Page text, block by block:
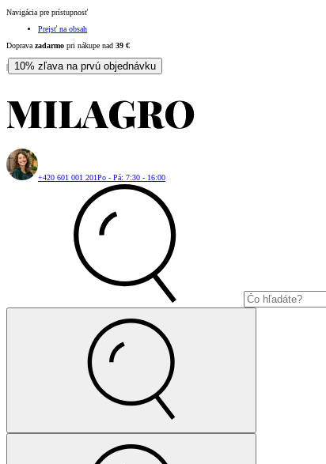
Navigácia pre prístupnosť
Prejsť na obsah
Doprava zadarmo pri nákupe nad 39 €
| 10% zľava na prvú objednávku
+420 601 001 201Po - Pá: 7:30 - 16:00